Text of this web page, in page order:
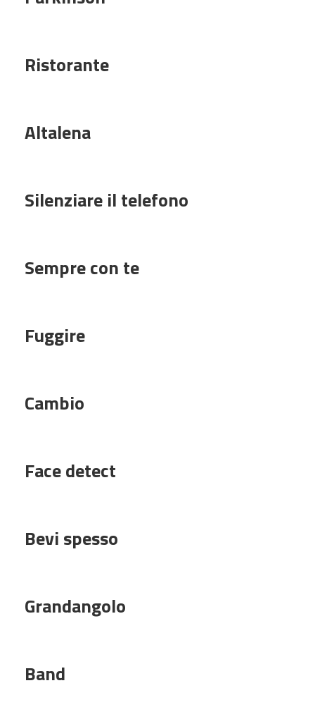
Ristorante
Altalena
Silenziare il telefono
Sempre con te
Fuggire
Cambio
Face detect
Bevi spesso
Grandangolo
Band